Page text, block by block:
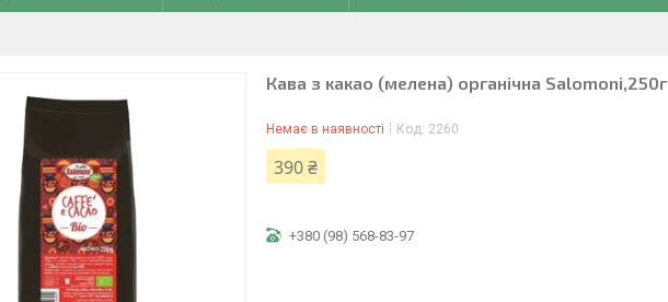
Кава з какао (мелена) органічна Salomoni,250г
Немає в наявності Код: 2260
390 ₴
+380 (98) 568-83-97